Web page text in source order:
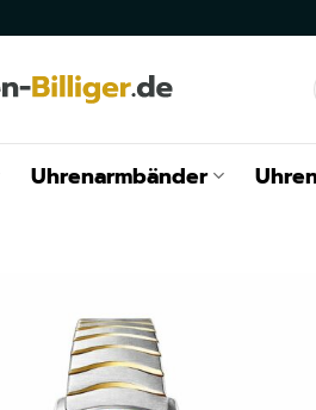
Uhrenarmbänder